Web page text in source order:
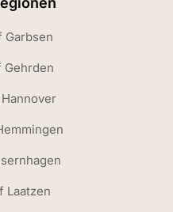
Garbsen
Gehrden
Laatzen